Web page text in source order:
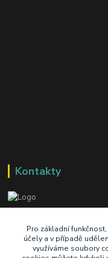
Kontakty
+420 603 345 409
prodej@ik-oil.cz
Pro základní
účely a v případě
využíváme soubory